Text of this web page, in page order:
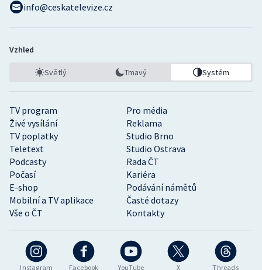
Instagram Facebook YouTube X Threads
TV program
Pro média
Živé vysílání
Reklama
TV poplatky
Studio Brno
Teletext
Studio Ostrava
Podcasty
Rada ČT
Počasí
Kariéra
E-shop
Podávání námětů
Mobilní a TV aplikace
Časté dotazy
Vše o ČT
Kontakty
info@ceskatelevize.cz
Vzhled
Světlý Tmavý Systém